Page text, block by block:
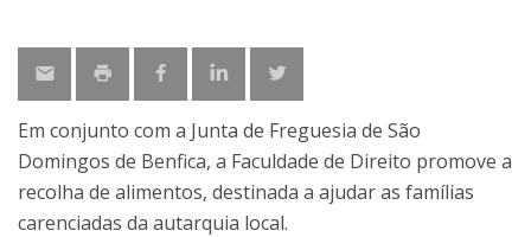
Em conjunto com a Junta de Freguesia de São
Domingos de Benfica, a Faculdade de Direito promove a
recolha de alimentos, destinada a ajudar as famílias
carenciadas da autarquia local.